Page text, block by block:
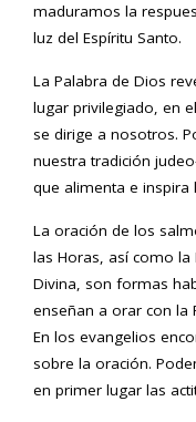
maduramos la
luz del Espíritu Santo.
La Palabra de Dios
lugar privilegiado, en
se dirige a nosotros.
nuestra tradición
que alimenta e inspira
La oración de los
las Horas, así como la
Divina, son formas
enseñan a orar con la
En los evangelios
sobre la oración.
en primer lugar las